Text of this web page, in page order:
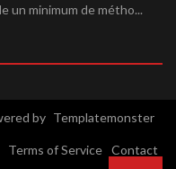
un minimum de métho...
by Templatemonster
Terms of Service Contact